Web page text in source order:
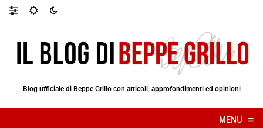
Blog ufficiale di Beppe Grillo con articoli, approfondimenti ed opinioni
MENU ≡
☰